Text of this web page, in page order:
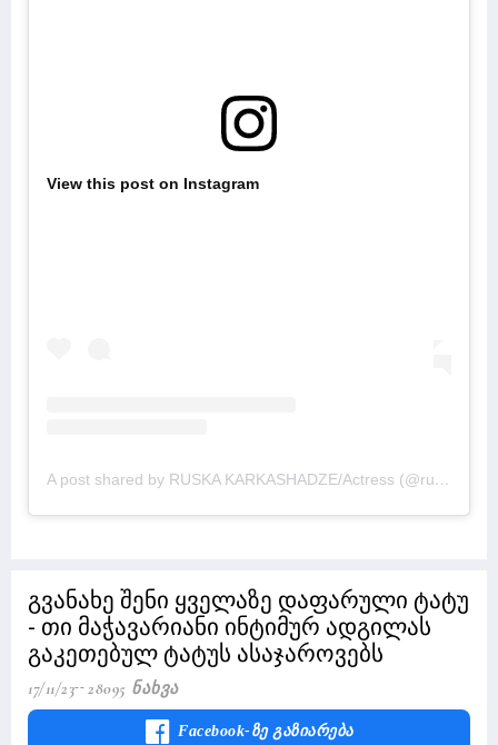
View this post on Instagram
A post shared by RUSKA KARKASHADZE/Actress (@russkakarkashadze)
გვანახე შენი ყველაზე დაფარული ტატუ
- თი მაჭავარიანი ინტიმურ ადგილას
გაკეთებულ ტატუს ასაჯაროვებს
17/11/23 28095 Ნახვა
Facebook-Ზე Გაზიარება